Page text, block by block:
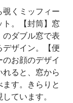
覗くミッフィー
ト。【封筒】窓
のダブル窓で表
デザイン。【便
お顔のデザイ
ると、窓から
す。きらりと
ています。